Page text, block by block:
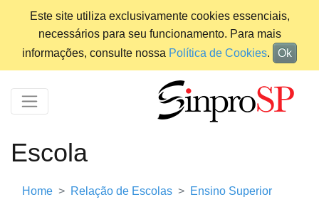
Este site utiliza exclusivamente cookies essenciais,
necessários para seu funcionamento. Para mais
informações, consulte nossa Política de Cookies. Ok
Escola
Home Relação de Escolas
Ensino Superior